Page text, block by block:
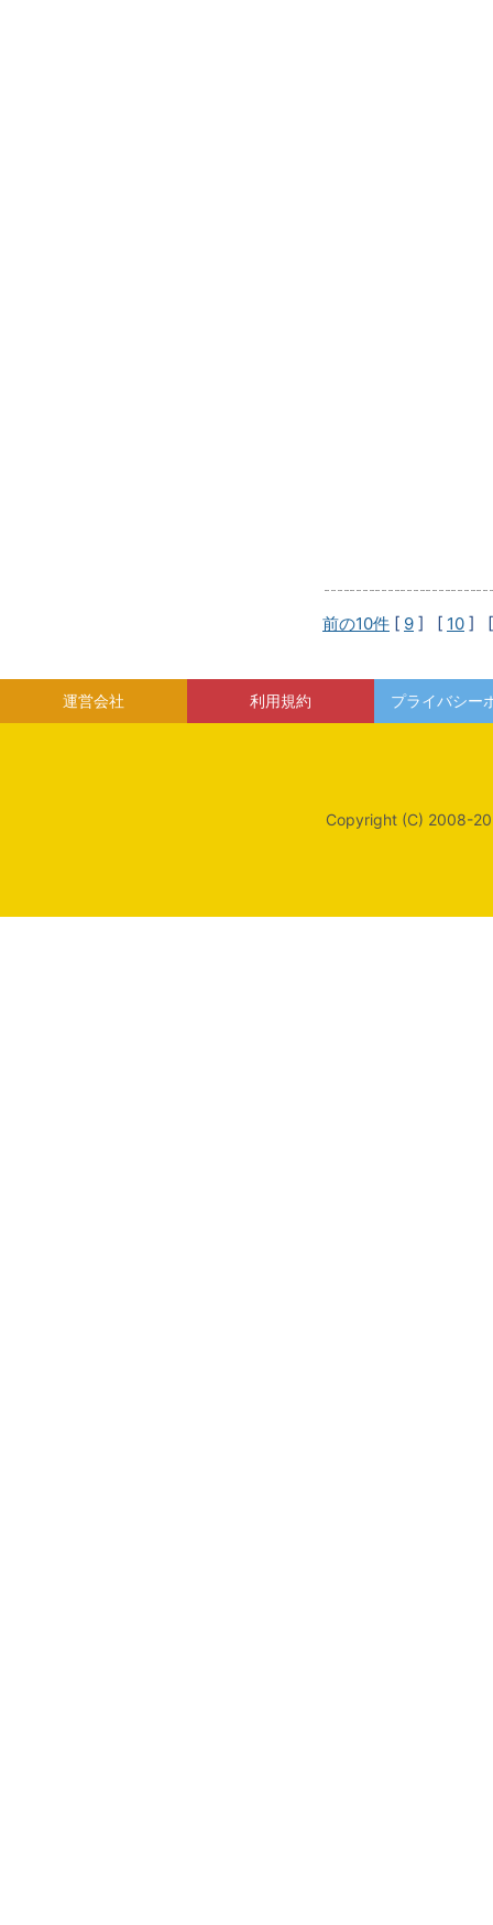
前の10件 [ 9 ] [ 10 ]
運営会社 利用規約 プライバシー
Copyright (C) 2008-